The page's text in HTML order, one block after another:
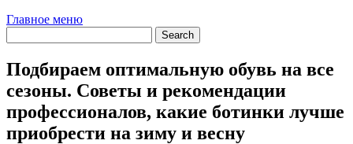
Главное меню
Подбираем оптимальную обувь на все
сезоны. Советы и рекомендации
профессионалов, какие ботинки лучше
приобрести на зиму и весну